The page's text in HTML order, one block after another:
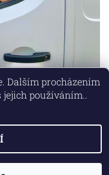
X-VISION
vyhrazena
Dalším procházením
používáním..